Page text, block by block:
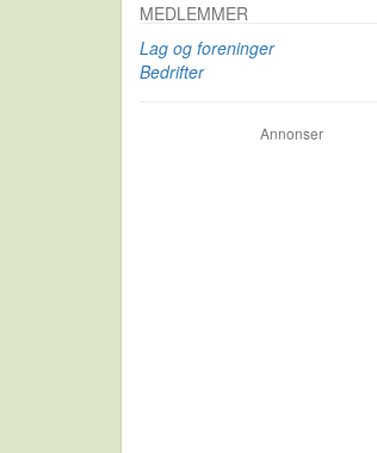
MEDLEMMER
Lag og foreninger
Bedrifter
Annonser